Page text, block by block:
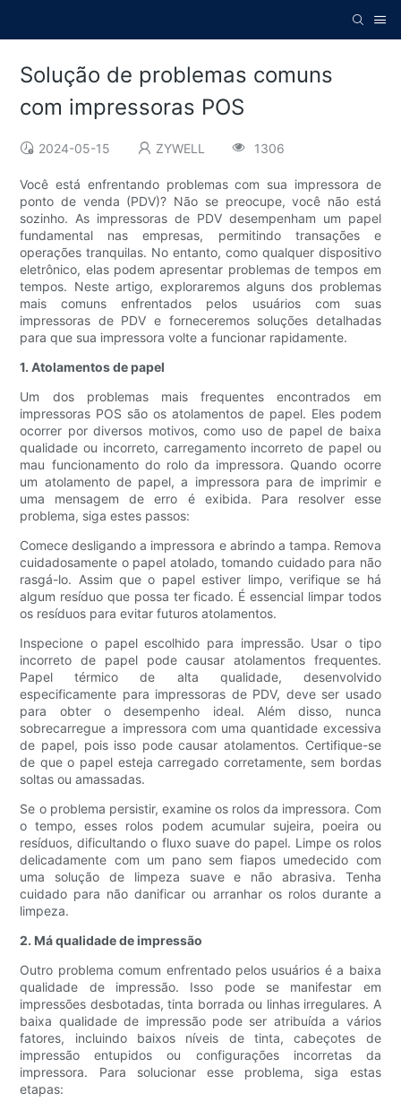
Solução de problemas comuns
com impressoras POS
2024-05-15 ZYWELL 1306
Você está enfrentando problemas com sua impressora de
ponto de venda (PDV)? Não se preocupe, você não está
sozinho. As impressoras de PDV desempenham um papel
fundamental nas empresas, permitindo transações e
operações tranquilas. No entanto, como qualquer dispositivo
eletrônico, elas podem apresentar problemas de tempos em
tempos. Neste artigo, exploraremos alguns dos problemas
mais comuns enfrentados pelos usuários com suas
impressoras de PDV e forneceremos soluções detalhadas
para que sua impressora volte a funcionar rapidamente.
1. Atolamentos de papel
Um dos problemas mais frequentes encontrados em
impressoras POS são os atolamentos de papel. Eles podem
ocorrer por diversos motivos, como uso de papel de baixa
qualidade ou incorreto, carregamento incorreto de papel ou
mau funcionamento do rolo da impressora. Quando ocorre
um atolamento de papel, a impressora para de imprimir e
uma mensagem de erro é exibida. Para resolver esse
problema, siga estes passos:
Comece desligando a impressora e abrindo a tampa. Remova
cuidadosamente o papel atolado, tomando cuidado para não
rasgá-lo. Assim que o papel estiver limpo, verifique se há
algum resíduo que possa ter ficado. É essencial limpar todos
os resíduos para evitar futuros atolamentos.
Inspecione o papel escolhido para impressão. Usar o tipo
incorreto de papel pode causar atolamentos frequentes.
Papel térmico de alta qualidade, desenvolvido
especificamente para impressoras de PDV, deve ser usado
para obter o desempenho ideal. Além disso, nunca
sobrecarregue a impressora com uma quantidade excessiva
de papel, pois isso pode causar atolamentos. Certifique-se
de que o papel esteja carregado corretamente, sem bordas
soltas ou amassadas.
Se o problema persistir, examine os rolos da impressora. Com
o tempo, esses rolos podem acumular sujeira, poeira ou
resíduos, dificultando o fluxo suave do papel. Limpe os rolos
delicadamente com um pano sem fiapos umedecido com
uma solução de limpeza suave e não abrasiva. Tenha
cuidado para não danificar ou arranhar os rolos durante a
limpeza.
2. Má qualidade de impressão
Outro problema comum enfrentado pelos usuários é a baixa
qualidade de impressão. Isso pode se manifestar em
impressões desbotadas, tinta borrada ou linhas irregulares. A
baixa qualidade de impressão pode ser atribuída a vários
fatores, incluindo baixos níveis de tinta, cabeçotes de
impressão entupidos ou configurações incorretas da
impressora. Para solucionar esse problema, siga estas
etapas: